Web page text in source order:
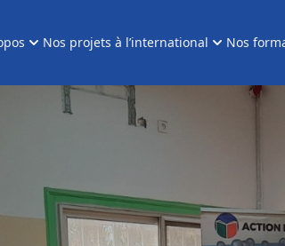
Nos projets à l’international Nos